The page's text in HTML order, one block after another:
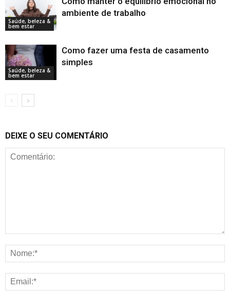
Saúde, beleza &
bem estar
ambiente de trabalho
Saúde, beleza &
bem estar
Como fazer uma festa de casamento
simples
DEIXE O SEU COMENTÁRIO